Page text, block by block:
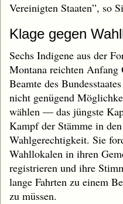
Vereinigten Staaten”, so
Klage gegen
Sechs Indigene aus der
Montana reichten Anfang
Beamte des
nicht genügend
wählen — das jüngste
Kampf der Stämme in
Wahlgerechtigkeit. Sie
Wahllokalen in ihren
registrieren und ihre
lange Fahrten zu einem
zu müssen.